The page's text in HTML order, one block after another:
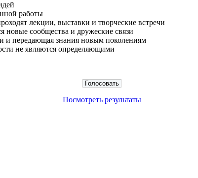
работы
лекции, выставки и творческие встречи
новые сообщества и дружеские связи
и передающая знания новым поколениям
не являются определяющими
Посмотреть результаты